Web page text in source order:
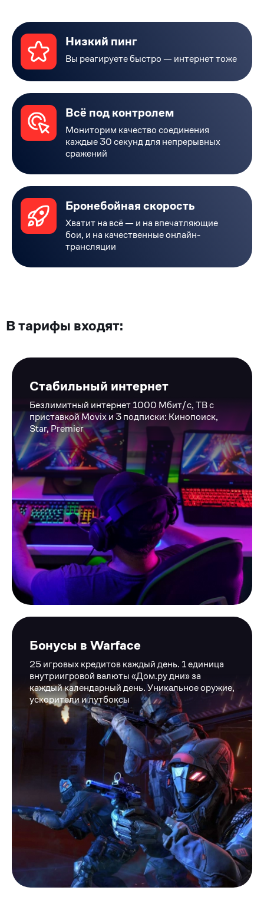
Низкий пинг
Вы реагируете быстро — интернет тоже
Всё под контролем
Мониторим качество соединения
каждые 30 секунд для непрерывных
сражений
Бронебойная скорость
Хватит на всё — и на впечатляющие
бои, и на качественные онлайн-
трансляции
В тарифы входят:
Стабильный интернет
Безлимитный интернет 1000 Мбит/c, ТВ с
приставкой Movix и 3 подписки: Кинопоиск,
Star, Premier
Бонусы в Warface
25 игровых кредитов каждый день. 1 единица
внутриигровой валюты «Дом.ру дни» за
каждый календарный день. Уникальное оружие,
ускорители и лутбоксы